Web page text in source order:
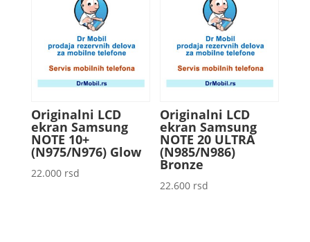
Originalni LCD
ekran Samsung
NOTE 10+
(N975/N976) Glow
22.000 rsd
Originalni LCD
ekran Samsung
NOTE 20 ULTRA
(N985/N986)
Bronze
22.600 rsd